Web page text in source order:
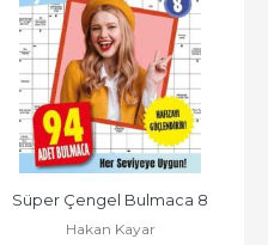
Süper Çengel Bulmaca 8
Hakan Kayar